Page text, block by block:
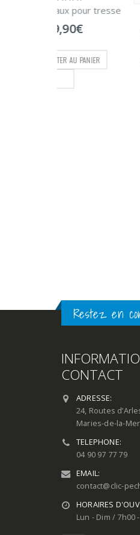
5
Harnais
120,00
CHOIX DES
Restez en
CONTACT
ADRESSE:
24, Routes
Maries-de-la-Mer
TELEPHONE:
04 90 97 77 79
EMAIL:
contact@clic-
HORAIRES
Lun - Dim / 7h00